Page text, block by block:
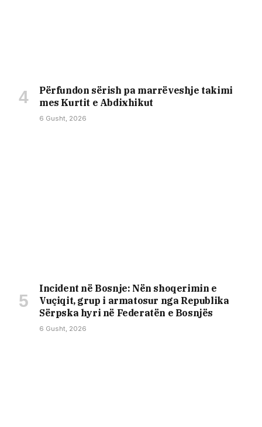
Përfundon sërish pa marrëveshje takimi
mes Kurtit e Abdixhikut
6 Gusht, 2026
Incident në Bosnje: Nën shoqerimin e
Vuçiqit, grup i armatosur nga Republika
Sërpska hyri në Federatën e Bosnjës
6 Gusht, 2026